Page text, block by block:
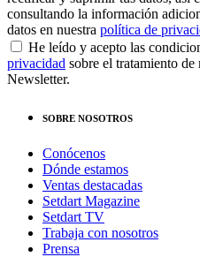
consultando la información
datos en nuestra política de
He leído y acepto las
privacidad sobre el tratamiento
Newsletter.
SOBRE NOSOTROS
Conócenos
Dónde estamos
Ventas destacadas
Setdart Magazine
Setdart TV
Trabaja con nosotros
Prensa